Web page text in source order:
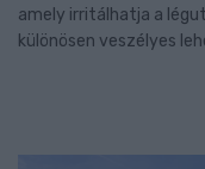
amely irritálhatja a
különösen veszélyes